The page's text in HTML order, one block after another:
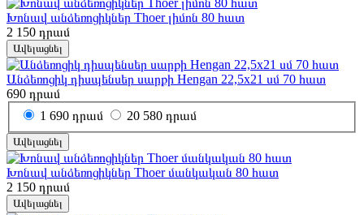
Խոնավ անձեռոցիկներ Thoer լիմոն 80 հատ
2 150 դրամ
Ավելացնել
Անձեռոցիկ դիսպենսեր սարքի Hengan 22,5x21 սմ 70 հատ
690 դրամ
1 690 դրամ 20 580 դրամ
Ավելացնել
Խոնավ անձեռոցիկներ Thoer մանկական 80 հատ
2 150 դրամ
Ավելացնել